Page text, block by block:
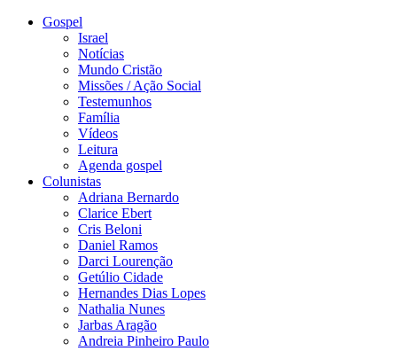
Gospel
Israel
Notícias
Mundo Cristão
Missões / Ação Social
Testemunhos
Família
Vídeos
Leitura
Agenda gospel
Colunistas
Adriana Bernardo
Clarice Ebert
Cris Beloni
Daniel Ramos
Darci Lourenção
Getúlio Cidade
Hernandes Dias Lopes
Nathalia Nunes
Jarbas Aragão
Andreia Pinheiro Paulo